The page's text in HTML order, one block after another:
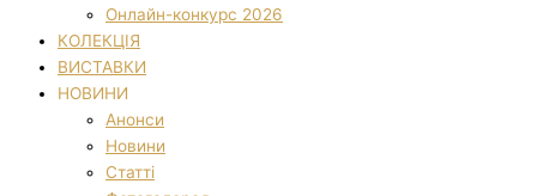
Онлайн-конкурс 2026
КОЛЕКЦІЯ
ВИСТАВКИ
НОВИНИ
Анонси
Новини
Статті